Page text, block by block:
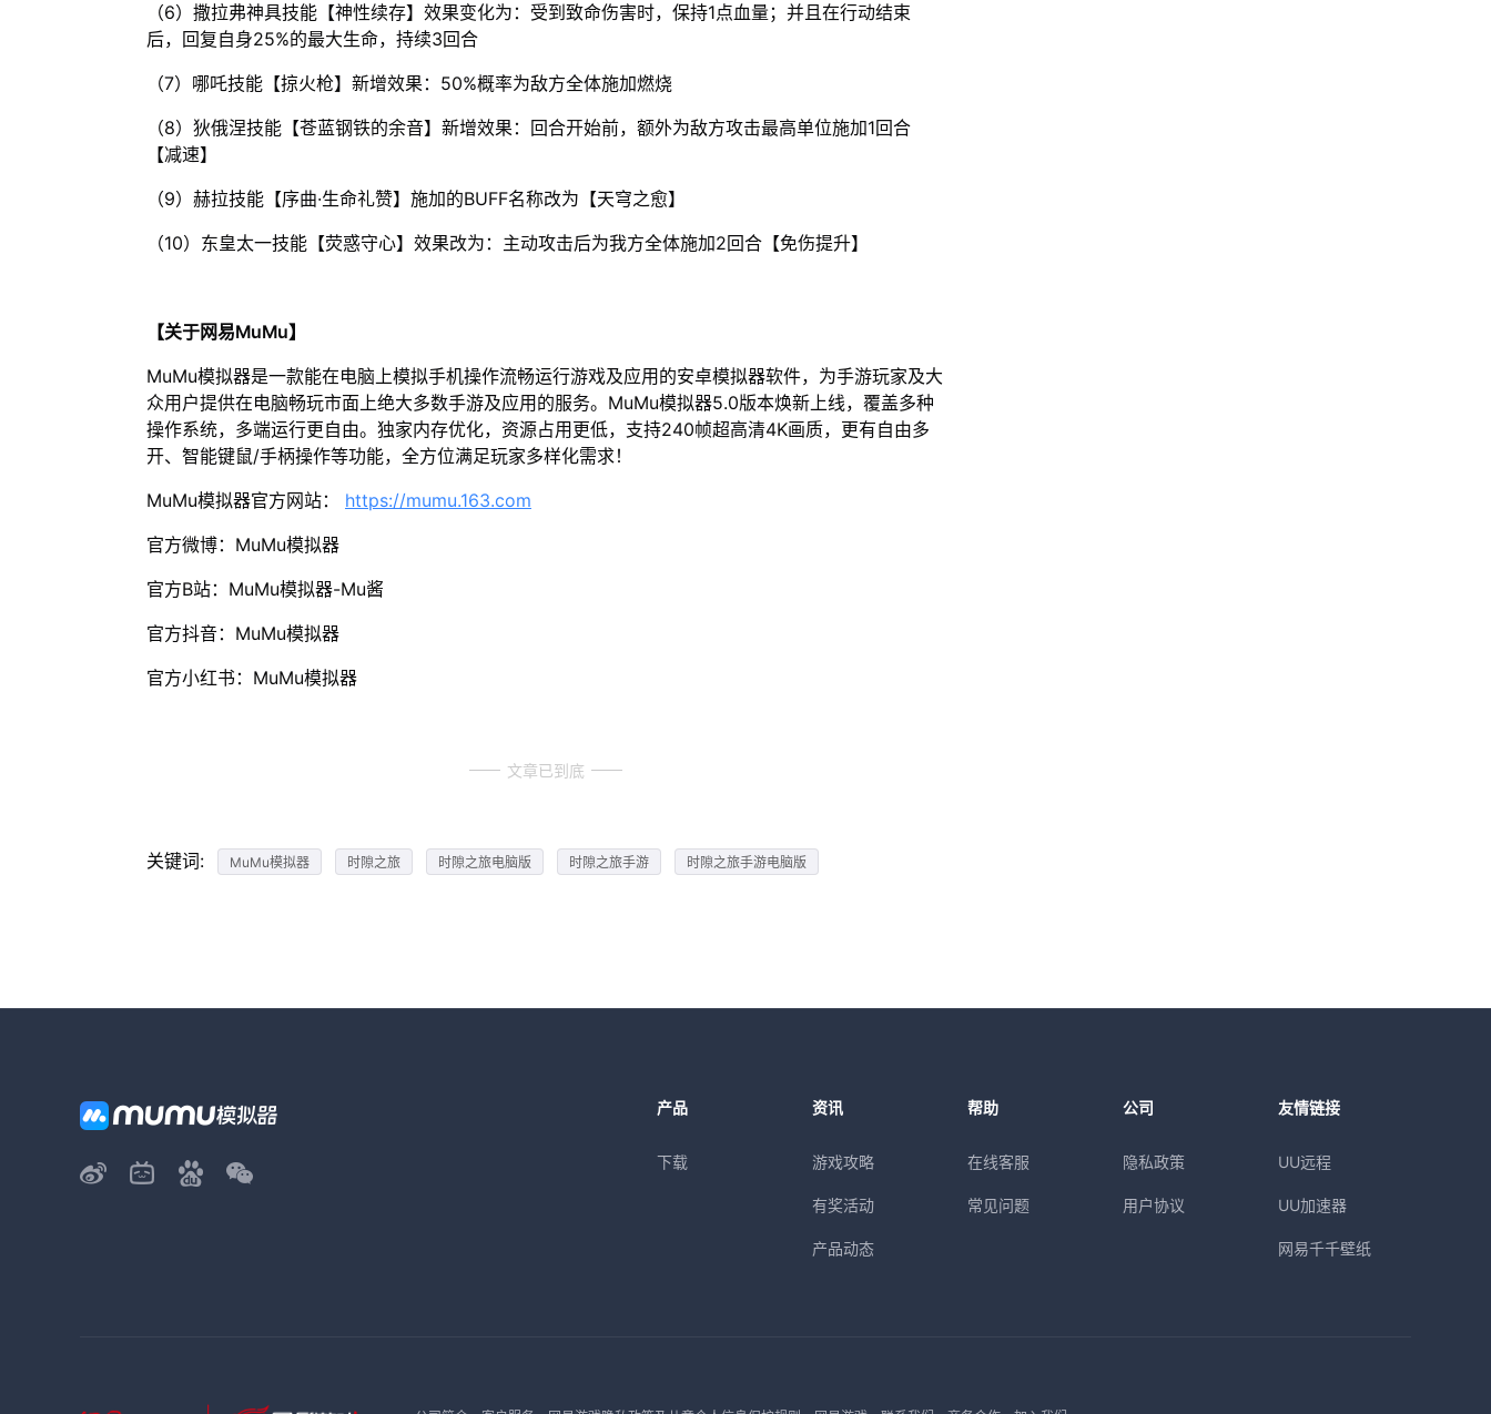
（6）撒拉弗神具技能【神性续存】效果变化为：受到致命伤害时，保持1点血量；并且在行动结束
后，回复自身25%的最大生命，持续3回合
（7）哪吒技能【掠火枪】新增效果：50%概率为敌方全体施加燃烧
（8）狄俄涅技能【苍蓝钢铁的余音】新增效果：回合开始前，额外为敌方攻击最高单位施加1回合
【减速】
（9）赫拉技能【序曲·生命礼赞】施加的BUFF名称改为【天穹之愈】
（10）东皇太一技能【荧惑守心】效果改为：主动攻击后为我方全体施加2回合【免伤提升】
【关于网易MuMu】
MuMu模拟器是一款能在电脑上模拟手机操作流畅运行游戏及应用的安卓模拟器软件，为手游玩家及大
众用户提供在电脑畅玩市面上绝大多数手游及应用的服务。MuMu模拟器5.0版本焕新上线，覆盖多种
操作系统，多端运行更自由。独家内存优化，资源占用更低，支持240帧超高清4K画质，更有自由多
开、智能键鼠/手柄操作等功能，全方位满足玩家多样化需求！
MuMu模拟器官方网站： https://mumu.163.com
官方微博：MuMu模拟器
官方B站：MuMu模拟器-Mu酱
官方抖音：MuMu模拟器
官方小红书：MuMu模拟器
文章已到底
关键词: MuMu模拟器 时隙之旅 时隙之旅电脑版 时隙之旅手游 时隙之旅手游电脑版
产品
下载
资讯
游戏攻略
有奖活动
产品动态
帮助
在线客服
常见问题
公司
隐私政策
用户协议
友情链接
UU远程
UU加速器
网易千千壁纸